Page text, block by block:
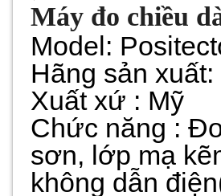
Máy đo chiều
Model:
Hãng sản
Xuất xứ : Mỹ
Chức năng :
sơn, lớp mạ
không dẫn